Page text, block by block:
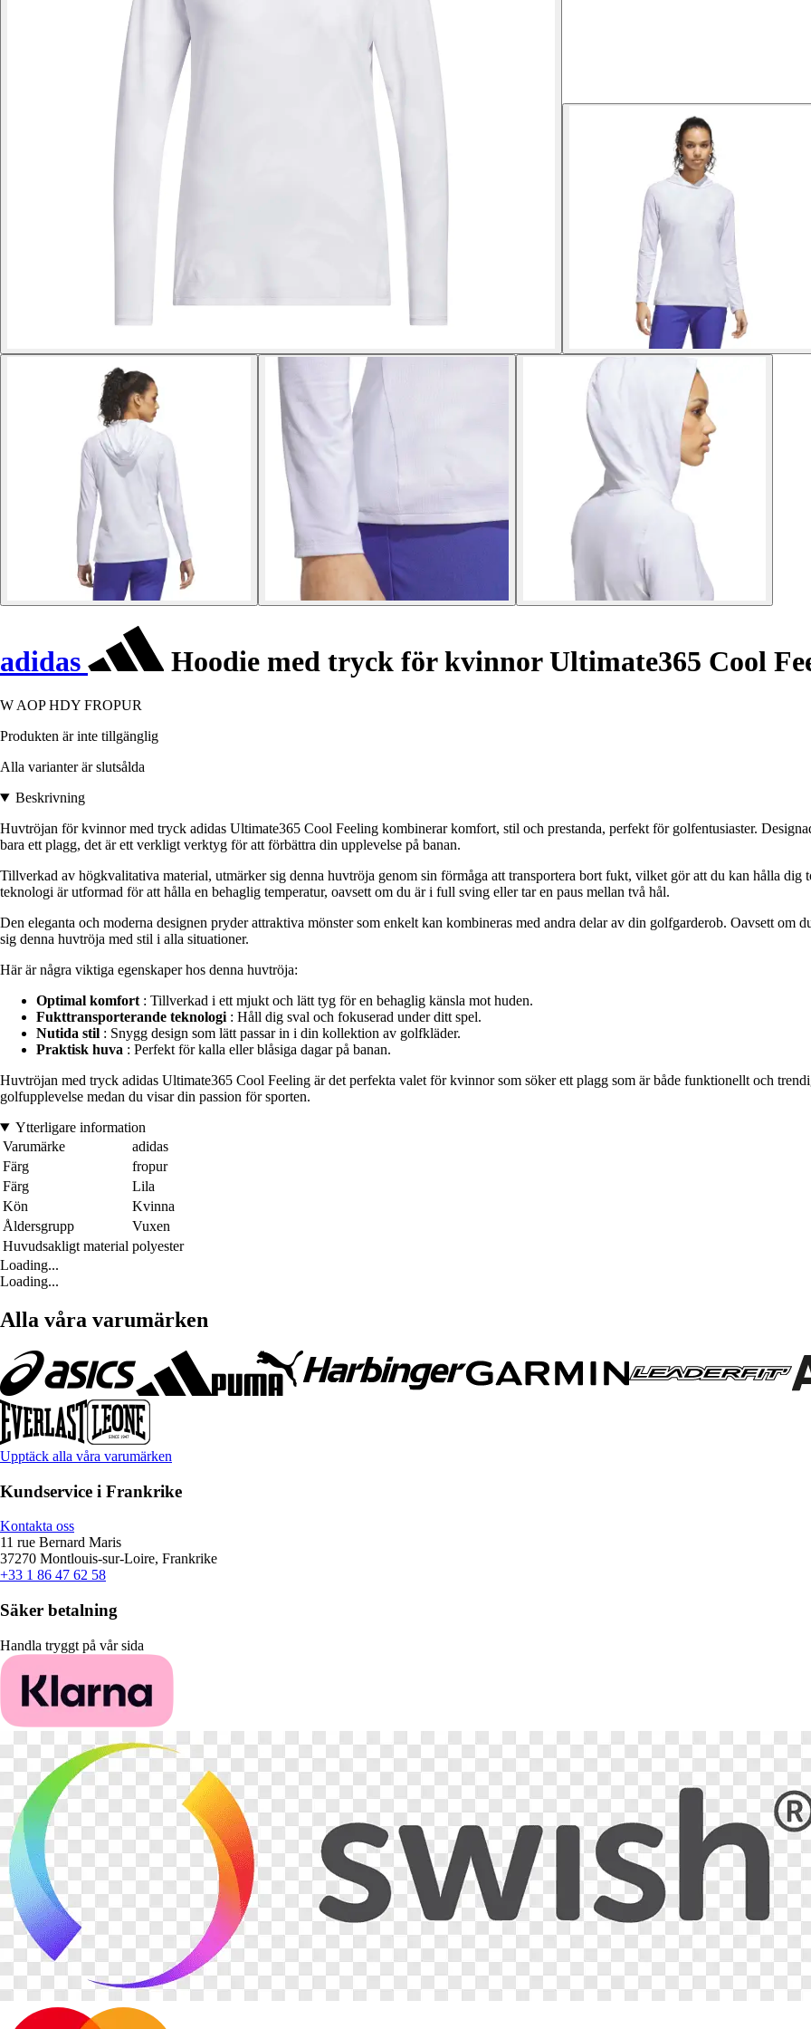
adidas Hoodie med tryck för kvinnor Ultimate365 Cool
W AOP HDY FROPUR
Produkten är inte tillgänglig
Alla varianter är slutsålda
Beskrivning
Huvtröjan för kvinnor med tryck adidas Ultimate365 Cool Feeling kombinerar komfort, stil och prestanda, perfekt för golfentusiaster.
bara ett plagg, det är ett verkligt verktyg för att förbättra din upplevelse på banan.
Tillverkad av högkvalitativa material, utmärker sig denna huvtröja genom sin förmåga att transportera bort fukt, vilket gör att du kan hålla dig
teknologi är utformad för att hålla en behaglig temperatur, oavsett om du är i full sving eller tar en paus mellan två hål.
Den eleganta och moderna designen pryder attraktiva mönster som enkelt kan kombineras med andra delar av din golfgarderob. Oavsett om
sig denna huvtröja med stil i alla situationer.
Här är några viktiga egenskaper hos denna huvtröja:
Optimal komfort : Tillverkad i ett mjukt och lätt tyg för en behaglig känsla mot huden.
Fukttransporterande teknologi : Håll dig sval och fokuserad under ditt spel.
Nutida stil : Snygg design som lätt passar in i din kollektion av golfkläder.
Praktisk huva : Perfekt för kalla eller blåsiga dagar på banan.
Huvtröjan med tryck adidas Ultimate365 Cool Feeling är det perfekta valet för kvinnor som söker ett plagg som är både funktionellt och
golfupplevelse medan du visar din passion för sporten.
Ytterligare information
Varumärke
adidas
Färg
fropur
Färg
Lila
Kön
Kvinna
Åldersgrupp
Vuxen
Huvudsakligt material polyester
Loading...
Loading...
Alla våra varumärken
Upptäck alla våra varumärken
Kundservice i Frankrike
Kontakta oss
11 rue Bernard Maris
37270 Montlouis-sur-Loire, Frankrike
+33 1 86 47 62 58
Säker betalning
Handla tryggt på vår sida